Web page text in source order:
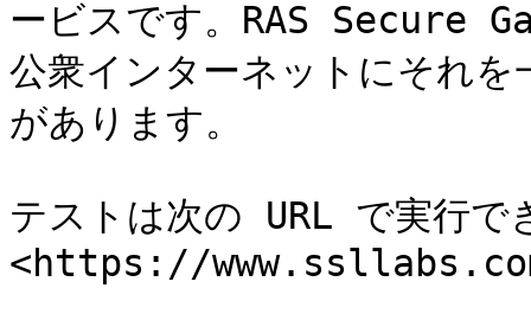
ービスです。RAS Secure
公衆インターネットにそれを
があります。
テストは次の URL で実行で
<https://